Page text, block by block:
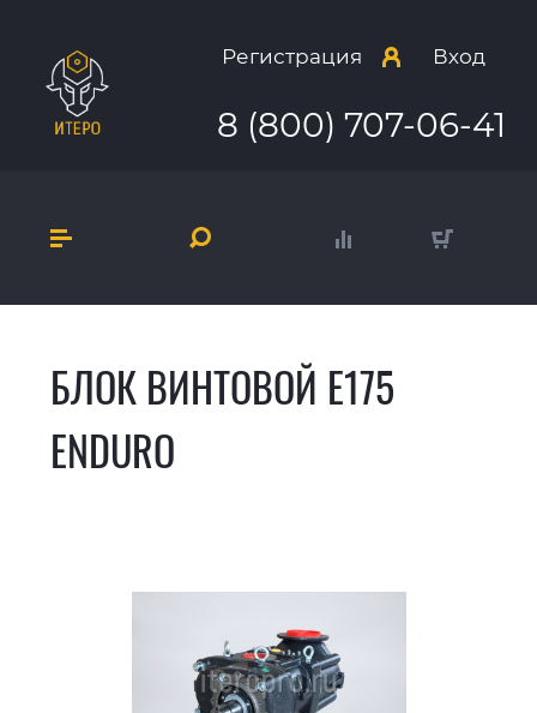
Регистрация Вход
8 (800) 707-06-41
БЛОК ВИНТОВОЙ E175
ENDURO